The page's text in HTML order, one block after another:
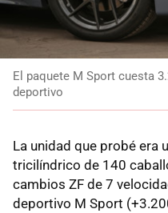
El paquete M Sport cuesta
deportivo
La unidad que probé era
tricilíndrico de 140
cambios ZF de 7
deportivo M Sport